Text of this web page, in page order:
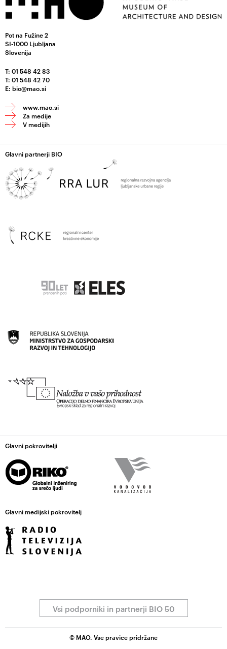
Pot na Fužine 2
SI-1000 Ljubljana
Slovenija
T: 01 548 42 83
T: 01 548 42 70
E: bio@mao.si
www.mao.si
Za medije
V medijih
Glavni partnerji BIO
Glavni pokrovitelji
Glavni medijski pokrovitelj
Vsi podporniki in partnerji BIO 50
© MAO. Vse pravice pridržane